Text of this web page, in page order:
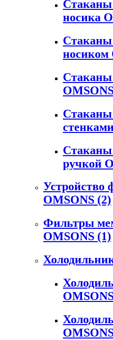
Стаканы
носика
Стаканы
носиком
Стаканы
Стаканы
ручкой
Устройство
OMSONS (2)
Фильтры
OMSONS (1)